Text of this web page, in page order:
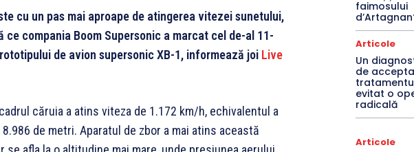
cu un pas mai aproape de atingerea vitezei sunetului,
compania Boom Supersonic a marcat cel de-al 11-
de avion supersonic XB-1, informează joi Live
căruia a atins viteza de 1.172 km/h, echivalentul a
de metri. Aparatul de zbor a mai atins această
faimosului
Articole
Un
de
evitat o
radicală
Articole